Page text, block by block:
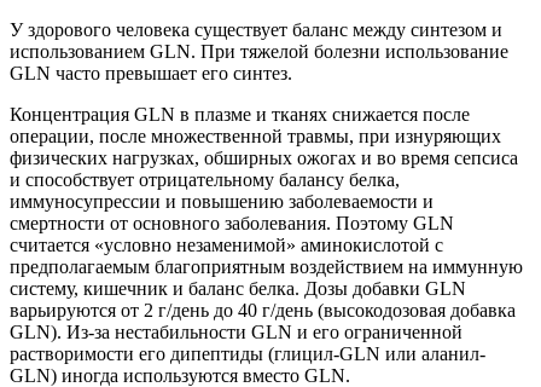
У здорового человека существует баланс между синтезом и
использованием GLN. При тяжелой болезни использование
GLN часто превышает его синтез.
Концентрация GLN в плазме и тканях снижается после
операции, после множественной травмы, при изнуряющих
физических нагрузках, обширных ожогах и во время сепсиса
и способствует отрицательному балансу белка,
иммуносупрессии и повышению заболеваемости и
смертности от основного заболевания. Поэтому GLN
считается «условно незаменимой» аминокислотой с
предполагаемым благоприятным воздействием на иммунную
систему, кишечник и баланс белка. Дозы добавки GLN
варьируются от 2 г/день до 40 г/день (высокодозовая добавка
GLN). Из-за нестабильности GLN и его ограниченной
растворимости его дипептиды (глицил-GLN или аланил-
GLN) иногда используются вместо GLN.